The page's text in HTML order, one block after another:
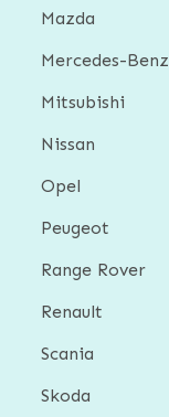
Mazda
Mercedes-Benz
Mitsubishi
Nissan
Opel
Peugeot
Range Rover
Renault
Scania
Skoda